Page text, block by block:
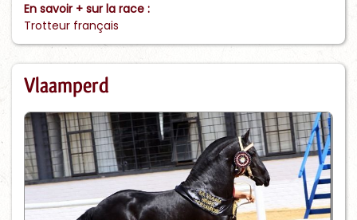
En savoir + sur la race :
Trotteur français
Vlaamperd